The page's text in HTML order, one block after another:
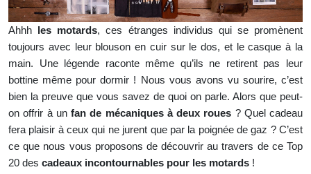
Ahhh les motards, ces étranges individus qui se promènent
toujours avec leur blouson en cuir sur le dos, et le casque à la
main. Une légende raconte même qu’ils ne retirent pas leur
bottine même pour dormir ! Nous vous avons vu sourire, c’est
bien la preuve que vous savez de quoi on parle. Alors que peut-
on offrir à un fan de mécaniques à deux roues ? Quel cadeau
fera plaisir à ceux qui ne jurent que par la poignée de gaz ? C’est
ce que nous vous proposons de découvrir au travers de ce Top
20 des cadeaux incontournables pour les motards !